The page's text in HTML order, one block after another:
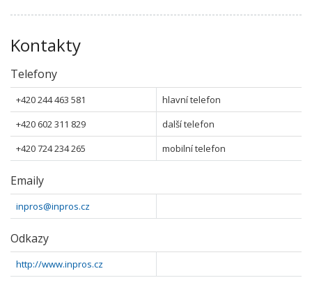
Kontakty
Telefony
+420 244 463 581
hlavní telefon
+420 602 311 829
další telefon
+420 724 234 265
mobilní telefon
Emaily
inpros@inpros.cz
Odkazy
http://www.inpros.cz